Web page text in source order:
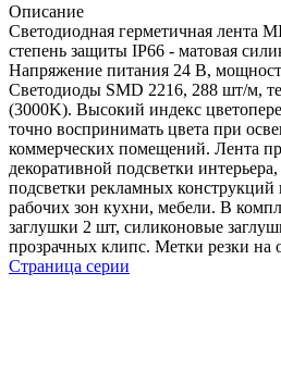
Описание
Светодиодная герметичная лента
степень защиты IP66 - матовая
Напряжение питания 24 В,
Светодиоды SMD 2216, 288 шт/м,
(3000K). Высокий индекс
точно воспринимать цвета при
коммерческих помещений. Лента
декоративной подсветки
подсветки рекламных конструкций
рабочих зон кухни, мебели. В
заглушки 2 шт, силиконовые
прозрачных клипс. Метки резки на
Страница серии